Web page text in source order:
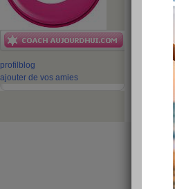
profil blog
ajouter de vos amies
461 -
N'oubliez
on